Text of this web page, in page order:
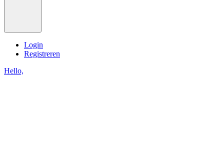
Login
Registreren
Hello,